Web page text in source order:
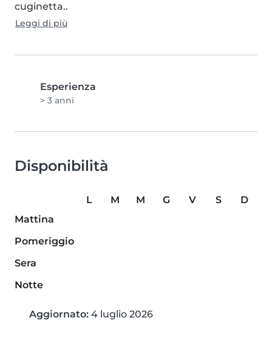
cuginetta..
Leggi di più
Esperienza
> 3 anni
Disponibilità
L M M G V S
D
Mattina
Pomeriggio
Sera
Notte
Aggiornato: 4 luglio 2026